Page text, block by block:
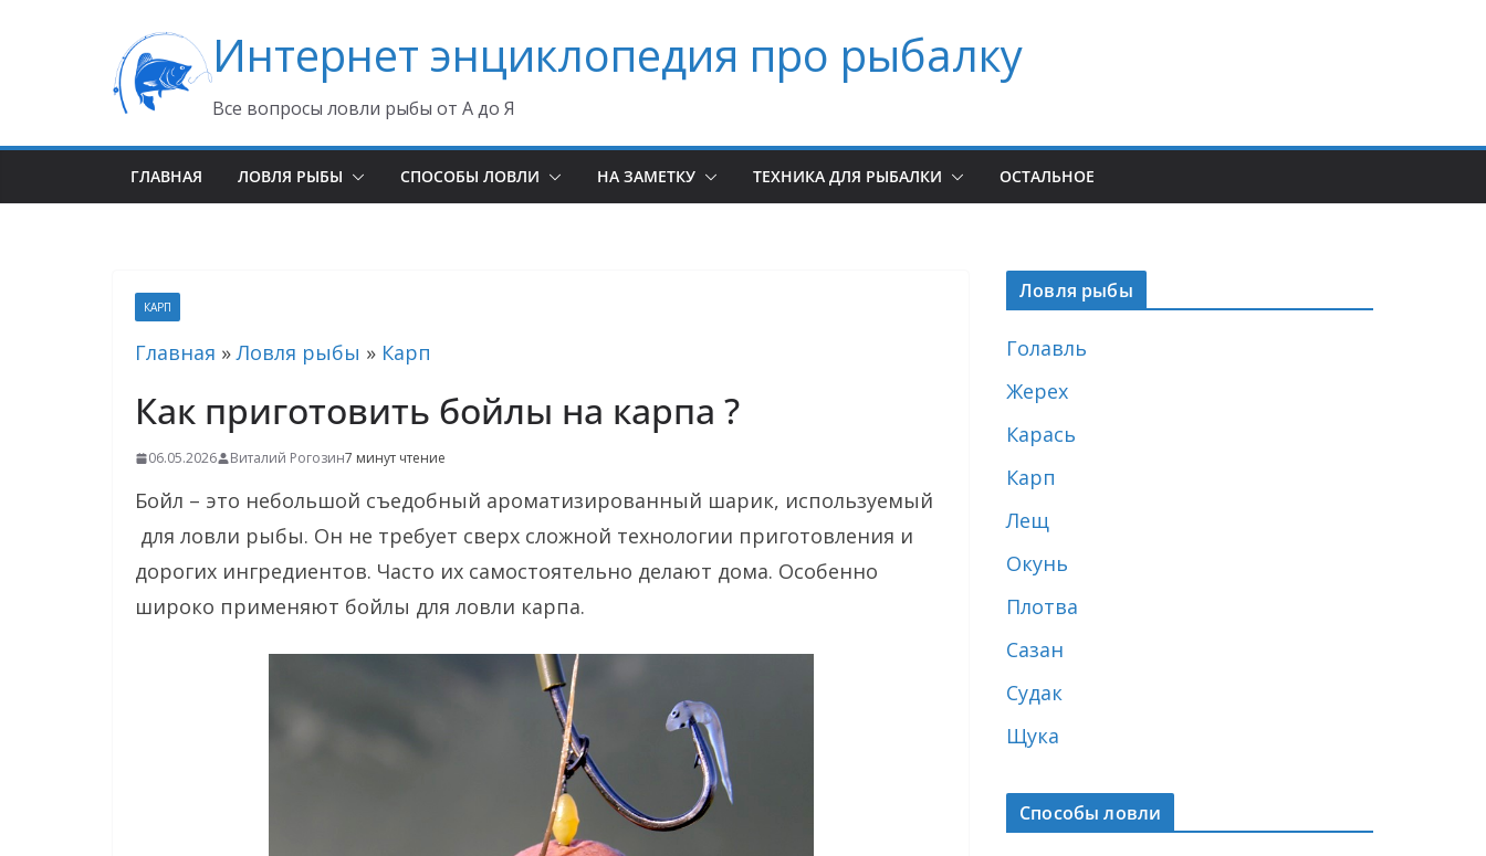
содержимому
Интернет энциклопедия про рыбалку
Все вопросы ловли рыбы от А до Я
ГЛАВНАЯ ЛОВЛЯ РЫБЫ СПОСОБЫ ЛОВЛИ НА ЗАМЕТКУ ТЕХНИКА ДЛЯ РЫБАЛКИ ОСТАЛЬНОЕ
КАРП
Главная »Ловля рыбы » Карп
Как приготовить бойлы на карпа ?
06.05.2026 Виталий Рогозин7 минут чтение
Бойл – это небольшой съедобный ароматизированный шарик, используемый
для ловли рыбы. Он не требует сверх сложной технологии приготовления и
дорогих ингредиентов. Часто их самостоятельно делают дома. Особенно
широко применяют бойлы для ловли карпа.
Ловля рыбы
Голавль
Жерех
Карась
Карп
Лещ
Окунь
Плотва
Сазан
Судак
Щука
Способы ловли